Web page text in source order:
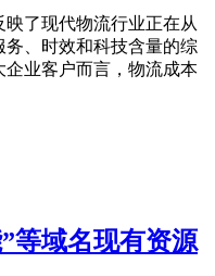
了现代物流行业正在从
、时效和科技含量的综
业客户而言，物流成本
等域名现有资源